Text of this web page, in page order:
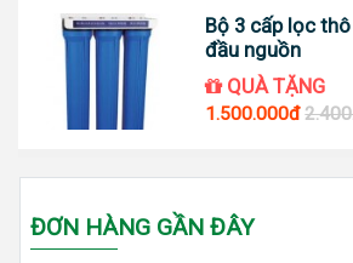
Bộ 3 cấp lọc
đầu nguồn
QUÀ TẶNG
1.500.000đ
ĐƠN HÀNG GẦN ĐÂY